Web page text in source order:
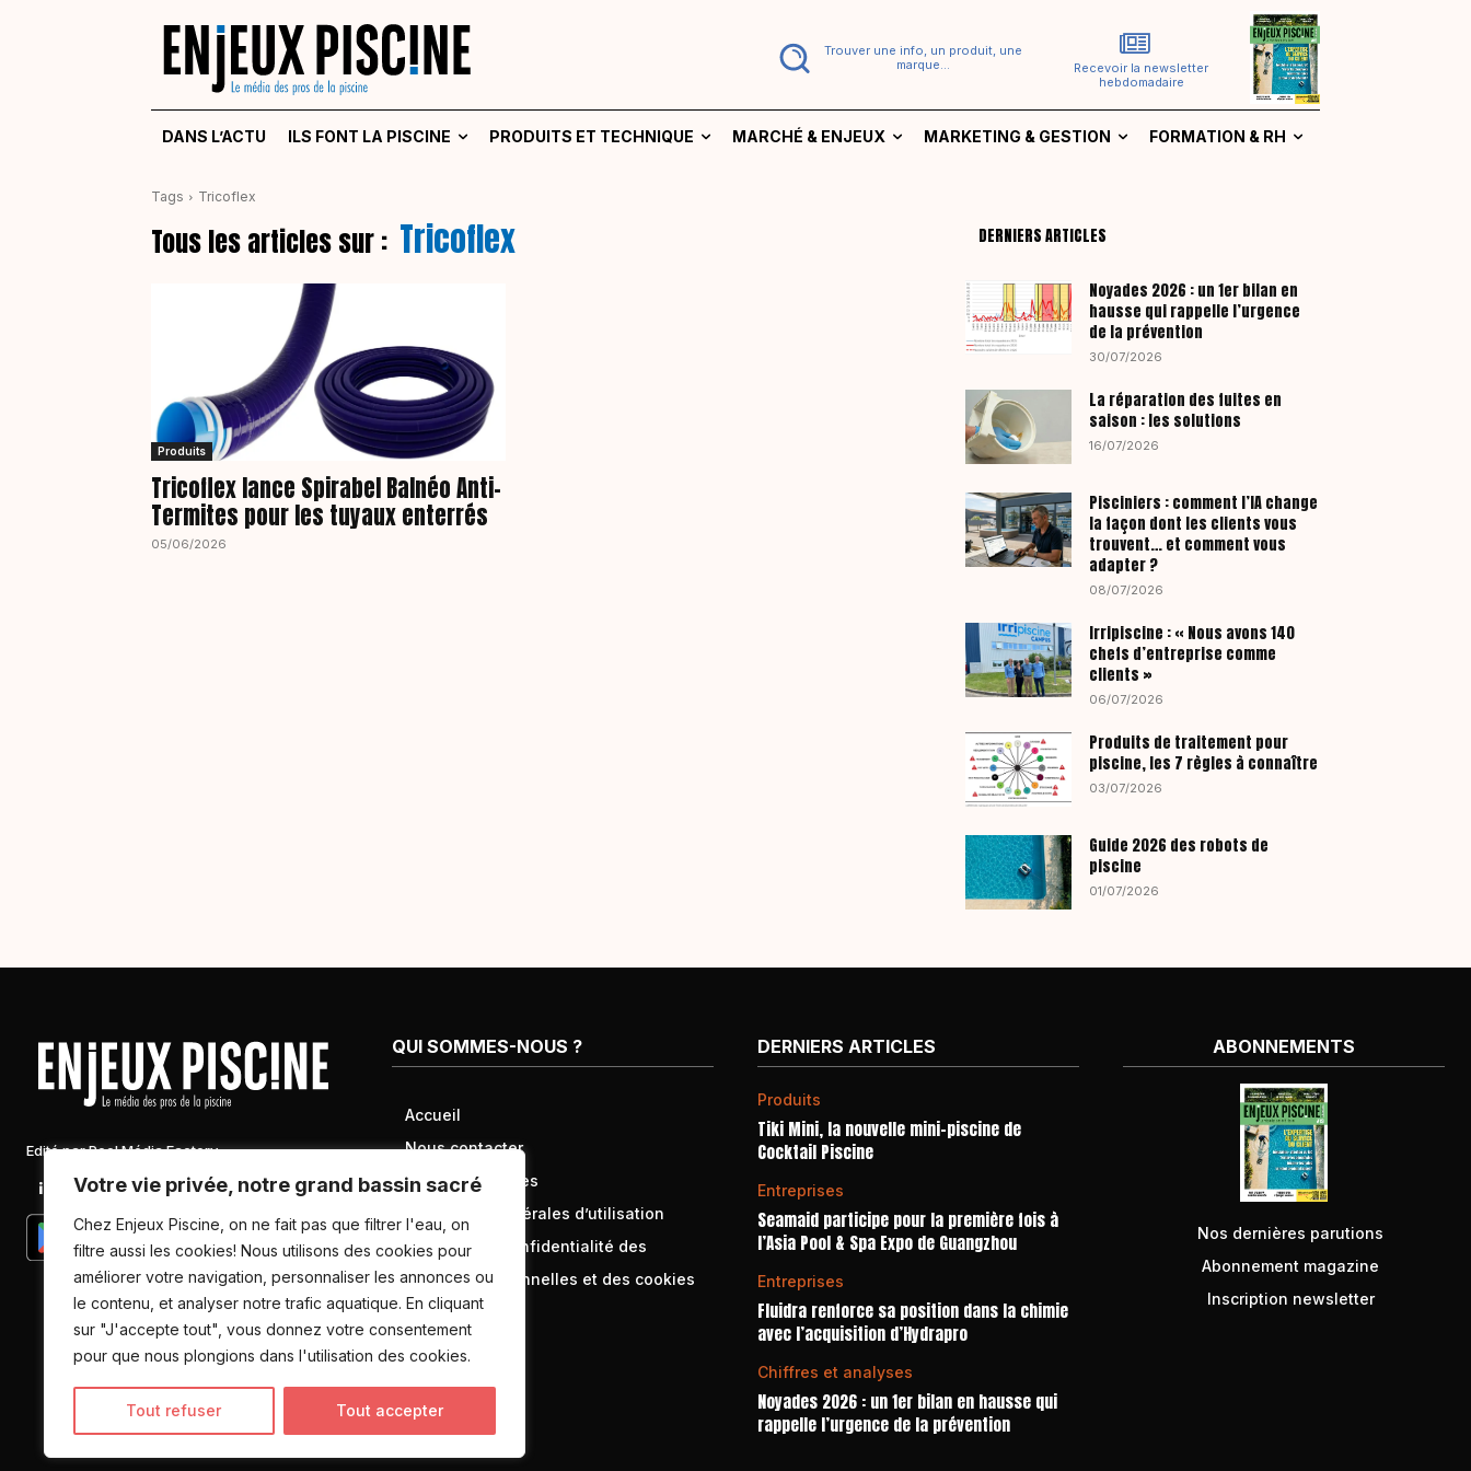
Votre vie privée, notre grand bassin sacré
Chez Enjeux Piscine, on ne fait pas que filtrer l'eau, on
filtre aussi les cookies! Nous utilisons des cookies pour
améliorer votre navigation, personnaliser les annonces ou
le contenu, et analyser notre trafic aquatique. En cliquant
sur "J'accepte tout", vous donnez votre consentement
pour que nous plongions dans l'utilisation des cookies.
Tout refuser Tout accepter
Trouver une info, un produit, une
marque...
Recevoir la newsletter
hebdomadaire
DANS L’ACTU ILS FONT LA PISCINE PRODUITS ET TECHNIQUE MARCHÉ & ENJEUX MARKETING & GESTION FORMATION & RH
Tags Tricoflex
Tous les articles sur : Tricoflex
Produits
Tricoflex lance Spirabel Balnéo Anti-
Termites pour les tuyaux enterrés
05/06/2026
DERNIERS ARTICLES
Noyades 2026 : un 1er bilan en
hausse qui rappelle l’urgence
de la prévention
30/07/2026
La réparation des fuites en
saison : les solutions
16/07/2026
Pisciniers : comment l’IA change
la façon dont les clients vous
trouvent… et comment vous
adapter ?
08/07/2026
Irripiscine : « Nous avons 140
chefs d’entreprise comme
clients »
06/07/2026
Produits de traitement pour
piscine, les 7 règles à connaître
03/07/2026
Guide 2026 des robots de
piscine
01/07/2026
Edité par Pool Média Factory
Linkedin Newsletter
QUI SOMMES-NOUS ?
Accueil
Nous contacter
Mentions légales
Conditions générales d’utilisation
Politique de confidentialité des
données personnelles et des cookies
DERNIERS ARTICLES
Produits
Tiki Mini, la nouvelle mini-piscine de
Cocktail Piscine
Entreprises
Seamaid participe pour la première fois à
l’Asia Pool & Spa Expo de Guangzhou
Entreprises
Fluidra renforce sa position dans la chimie
avec l’acquisition d’Hydrapro
Chiffres et analyses
Noyades 2026 : un 1er bilan en hausse qui
rappelle l’urgence de la prévention
ABONNEMENTS
Nos dernières parutions
Abonnement magazine
Inscription newsletter